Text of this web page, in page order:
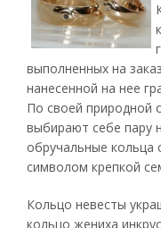
выполненных на
нанесенной на нее
По своей природной
выбирают себе пару
обручальные кольца
символом крепкой
Кольцо невесты
кольцо жениха